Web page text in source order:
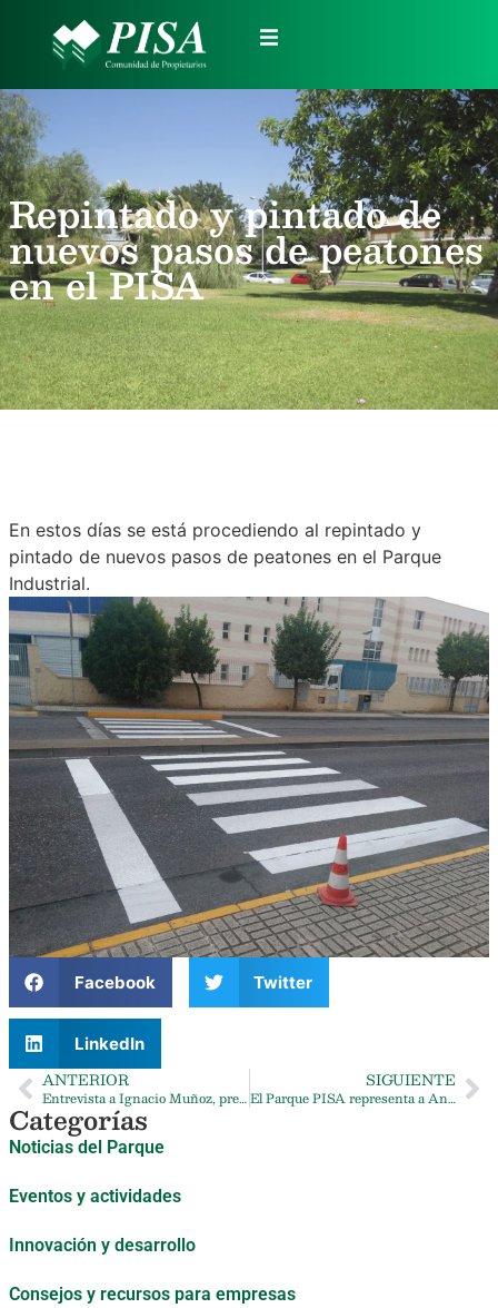
Repintado y pintado de
nuevos pasos de peatones
en el PISA
En estos días se está procediendo al repintado y
pintado de nuevos pasos de peatones en el Parque
Industrial.
Facebook Twitter
LinkedIn
ANTERIOR
Entrevista a Ignacio Muñoz, presidente de la CP PISA
SIGUIENTE
El Parque PISA representa a Andalucía en el I Congreso de Zonas Industriales de Castilla La Mancha
Categorías
Noticias del Parque
Eventos y actividades
Innovación y desarrollo
Consejos y recursos para empresas